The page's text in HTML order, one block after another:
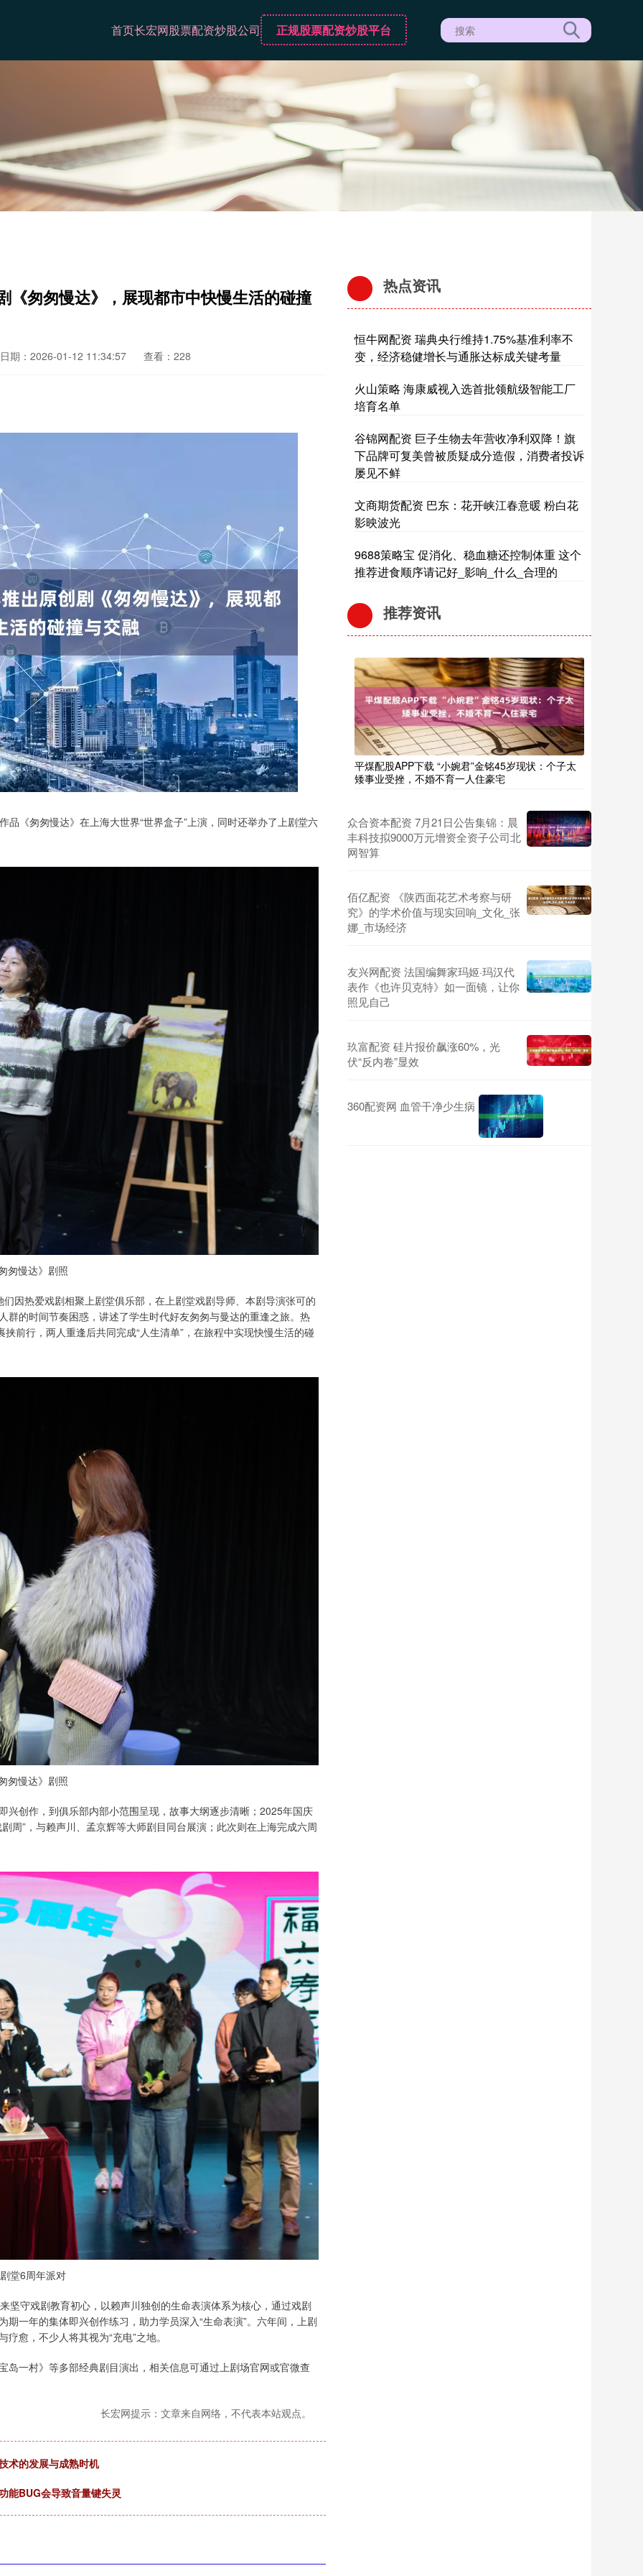
首页长宏网股票配资炒股公司 正规股票配资炒股平台
《匆匆慢达》，展现都市中快慢生活的碰撞
日期：2026-01-12 11:34:57 查看：228
《匆匆慢达》在上海大世界“世界盒子”上演，同时还举办了上剧堂六
匆慢达》剧照
因热爱戏剧相聚上剧堂俱乐部，在上剧堂戏剧导师、本剧导演张可的
的时间节奏困惑，讲述了学生时代好友匆匆与曼达的重逢之旅。热
前行，两人重逢后共同完成“人生清单”，在旅程中实现快慢生活的碰
匆慢达》剧照
创作，到俱乐部内部小范围呈现，故事大纲逐步清晰；2025年国庆
周”，与赖声川、孟京辉等大师剧目同台展演；此次则在上海完成六周
堂6周年派对
坚守戏剧教育初心，以赖声川独创的生命表演体系为核心，通过戏剧
一年的集体即兴创作练习，助力学员深入“生命表演”。六年间，上剧
愈，不少人将其视为“充电”之地。
一村》等多部经典剧目演出，相关信息可通过上剧场官网或官微查
长宏网提示：文章来自网络，不代表本站观点。
术的发展与成熟时机
能BUG会导致音量键失灵
热点资讯
恒牛网配资 瑞典央行维持1.75%基准利率不
变，经济稳健增长与通胀达标成关键考量
火山策略 海康威视入选首批领航级智能工厂
培育名单
谷锦网配资 巨子生物去年营收净利双降！旗
下品牌可复美曾被质疑成分造假，消费者投诉
屡见不鲜
文商期货配资 巴东：花开峡江春意暖 粉白花
影映波光
9688策略宝 促消化、稳血糖还控制体重 这个
推荐进食顺序请记好_影响_什么_合理的
推荐资讯
平煤配股APP下载 “小婉君”金铭45岁现状：个子太
矮事业受挫，不婚不育一人住豪宅
众合资本配资 7月21日公告集锦：晨
丰科技拟9000万元增资全资子公司北
网智算
佰亿配资 《陕西面花艺术考察与研
究》的学术价值与现实回响_文化_张
娜_市场经济
友兴网配资 法国编舞家玛姬·玛汉代
表作《也许贝克特》如一面镜，让你
照见自己
玖富配资 硅片报价飙涨60%，光
伏“反内卷”显效
360配资网 血管干净少生病